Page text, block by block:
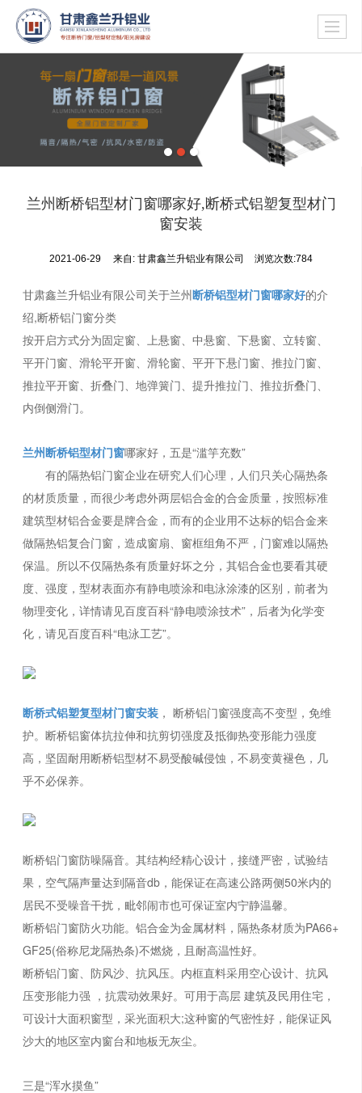
兰州断桥铝型材门窗哪家好,断桥式铝塑复型材门
窗安装
2021-06-29 来自: 甘肃鑫兰升铝业有限公司 浏览次数:784
甘肃鑫兰升铝业有限公司关于兰州断桥铝型材门窗哪家好的介
绍,断桥铝门窗分类
按开启方式分为固定窗、上悬窗、中悬窗、下悬窗、立转窗、
平开门窗、滑轮平开窗、滑轮窗、平开下悬门窗、推拉门窗、
推拉平开窗、折叠门、地弹簧门、提升推拉门、推拉折叠门、
内倒侧滑门。
兰州断桥铝型材门窗哪家好，五是“滥竽充数”
有的隔热铝门窗企业在研究人们心理，人们只关心隔热条
的材质质量，而很少考虑外两层铝合金的合金质量，按照标准
建筑型材铝合金要是牌合金，而有的企业用不达标的铝合金来
做隔热铝复合门窗，造成窗扇、窗框组角不严，门窗难以隔热
保温。所以不仅隔热条有质量好坏之分，其铝合金也要看其硬
度、强度，型材表面亦有静电喷涂和电泳涂漆的区别，前者为
物理变化，详情请见百度百科“静电喷涂技术”，后者为化学变
化，请见百度百科“电泳工艺”。
断桥式铝塑复型材门窗安装 ， 断桥铝门窗强度高不变型，免维
护。断桥铝窗体抗拉伸和抗剪切强度及抵御热变形能力强度
高，坚固耐用断桥铝型材不易受酸碱侵蚀，不易变黄褪色，几
乎不必保养。
断桥铝门窗防噪隔音。其结构经精心设计，接缝严密，试验结
果，空气隔声量达到隔音db，能保证在高速公路两侧50米内的
居民不受噪音干扰，毗邻闹市也可保证室内宁静温馨。
断桥铝门窗防火功能。铝合金为金属材料，隔热条材质为PA66+
GF25(俗称尼龙隔热条)不燃烧，且耐高温性好。
断桥铝门窗、防风沙、抗风压。内框直料采用空心设计、抗风
压变形能力强 ，抗震动效果好。可用于高层 建筑及民用住宅，
可设计大面积窗型，采光面积大;这种窗的气密性好，能保证风
沙大的地区室内窗台和地板无灰尘。
三是“浑水摸鱼”